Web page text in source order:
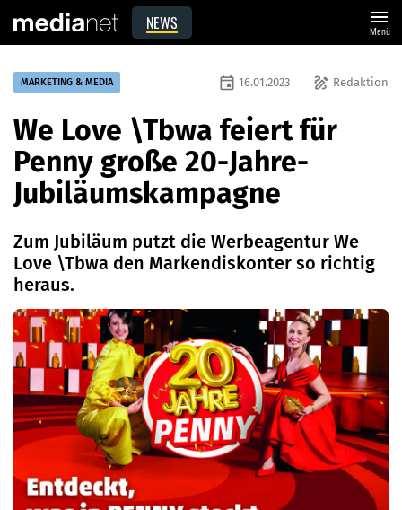
NEWS menu
Menü
MARKETING & MEDIA draw Redaktion
event 16.01.2023
We Love \Tbwa feiert für
Penny große 20-Jahre-
Jubiläumskampagne
Zum Jubiläum putzt die Werbeagentur We
Love \Tbwa den Markendiskonter so richtig
heraus.